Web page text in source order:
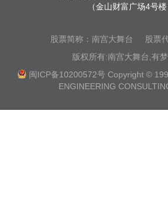
（金山财富广场4号楼
股票简称：南宫大舞台
股票
版权所有:南宫大舞台,有
闽ICP备10200572号 Copyright ©
ENGINEERING